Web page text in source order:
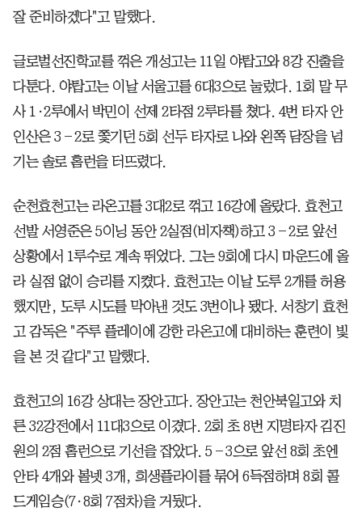
잘 준비하겠다"고 말했다.
글로벌선진학교를 꺾은 개성고는 11일 야탑고와 8강 진출을
다툰다. 야탑고는 이날 서울고를 6대3으로 눌렀다. 1회 말 무
사 1·2루에서 박민이 선제 2타점 2루타를 쳤다. 4번 타자 안
인산은 3―2로 쫓기던 5회 선두 타자로 나와 왼쪽 담장을 넘
기는 솔로 홈런을 터뜨렸다.
순천효천고는 라온고를 3대2로 꺾고 16강에 올랐다. 효천고
선발 서영준은 5이닝 동안 2실점(비자책)하고 3―2로 앞선
상황에서 1루수로 계속 뛰었다. 그는 9회에 다시 마운드에 올
라 실점 없이 승리를 지켰다. 효천고는 이날 도루 2개를 허용
했지만, 도루 시도를 막아낸 것도 3번이나 됐다. 서창기 효천
고 감독은 "주루 플레이에 강한 라온고에 대비하는 훈련이 빛
을 본 것 같다"고 말했다.
효천고의 16강 상대는 장안고다. 장안고는 천안북일고와 치
른 32강전에서 11대3으로 이겼다. 2회 초 8번 지명타자 김진
원의 2점 홈런으로 기선을 잡았다. 5―3으로 앞선 8회 초엔
안타 4개와 볼넷 3개, 희생플라이를 묶어 6득점하며 8회 콜
드게임승(7·8회 7점차)을 거뒀다.